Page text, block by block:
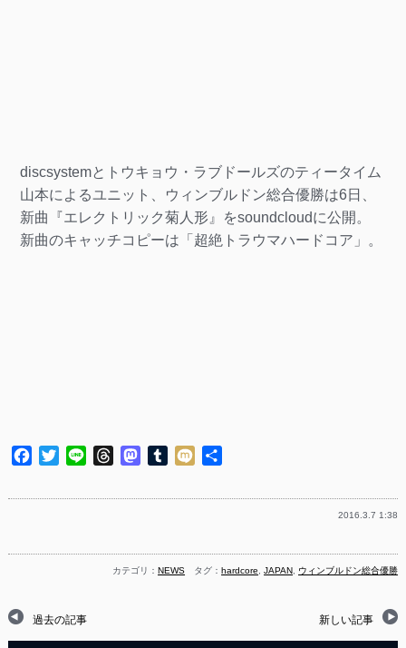
discsystemとトウキョウ・ラブドールズのティータイム
山本によるユニット、ウィンブルドン総合優勝は6日、
新曲『エレクトリック菊人形』をsoundcloudに公開。
新曲のキャッチコピーは「超絶トラウマハードコア」。
Facebook
TwitterLine ThreadsMastodon
Tumblr
Mixi
2016.3.7 1:38
カテゴリ：NEWS タグ：hardcore ,JAPAN ウィンブルドン総合優勝
過去の記事 新しい記事